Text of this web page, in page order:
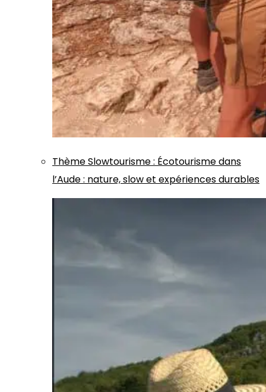
ThèmeSlowtourisme: Écotourisme dans
l’Aude : nature, slow et expériences durables